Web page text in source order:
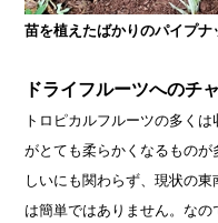
苗を植えたばかりのパイプナ
ドライフルーツへのチ
トロピカルフルーツの多く
がとても柔らかくなるもの
しいにも関わらず、現状の
は簡単ではありません。な